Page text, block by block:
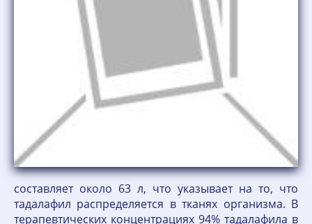
составляет около 63 л, что указывает на то, что
тадалафил распределяется в тканях организма. В
терапевтических концентрациях 94% тадалафила в